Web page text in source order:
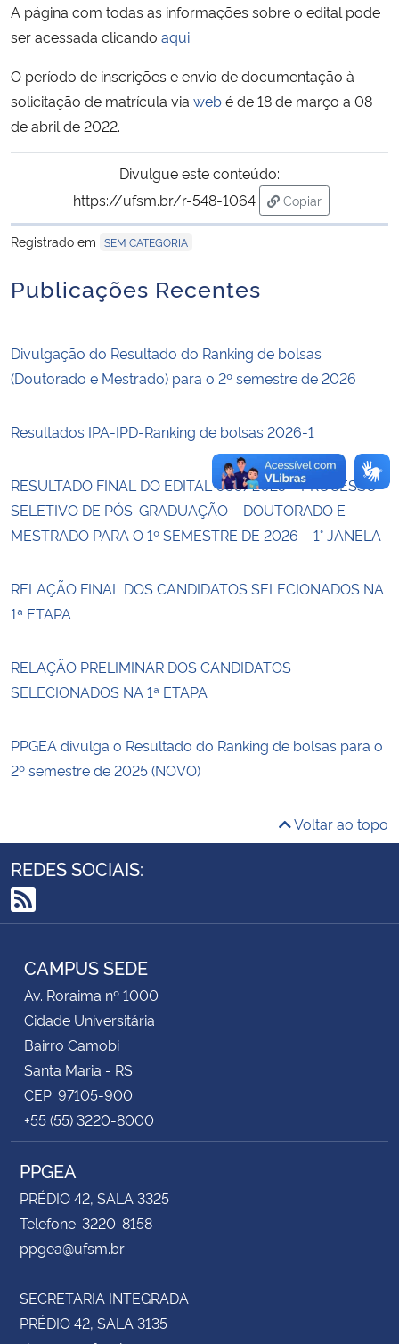
Ministério do Desenvolvimento Regional
Secretaria de Governo
Gabinete de Segurança Institucional
Banco Central do Brasil
A página com todas as informações sobre o edital pode
ser acessada clicando aqui.
O período de inscrições e envio de documentação à
solicitação de matrícula via webé de 18 de março a 08
de abril de 2022.
Divulgue este conteúdo:
https://ufsm.br/r-548-1064
Copiar
para área de
Registrado em SEM CATEGORIA
Publicações Recentes
Divulgação do Resultado do Ranking de bolsas
(Doutorado e Mestrado) para o 2º semestre de 2026
Resultados IPA-IPD-Ranking de bolsas 2026-1
RESULTADO FINAL DO EDITAL 030/2025 – PROCESSO
SELETIVO DE PÓS-GRADUAÇÃO – DOUTORADO E
MESTRADO PARA O 1º SEMESTRE DE 2026 – 1° JANELA
RELAÇÃO FINAL DOS CANDIDATOS SELECIONADOS NA
1ª ETAPA
RELAÇÃO PRELIMINAR DOS CANDIDATOS
SELECIONADOS NA 1ª ETAPA
PPGEA divulga o Resultado do Ranking de bolsas para o
2º semestre de 2025 (NOVO)
Voltar ao topo
REDES SOCIAIS:
RSS
CAMPUS SEDE
Av. Roraima nº 1000
Cidade Universitária
Bairro Camobi
Santa Maria - RS
CEP: 97105-900
+55 (55) 3220-8000
PPGEA
PRÉDIO 42, SALA 3325
Telefone: 3220-8158
ppgea@ufsm.br
SECRETARIA INTEGRADA
PRÉDIO 42, SALA 3135